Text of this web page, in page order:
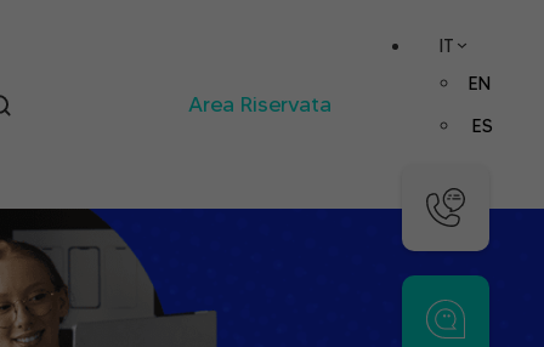
Area Riservata
IT
EN
ES